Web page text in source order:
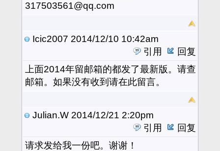
317503561@qq.com
Icic2007 2014/12/10 10:42am
引用
回复
上面2014年留邮箱的都发了最新版。请查
邮箱。如果没有收到请在此留言。
Julian.W 2014/12/21 2:20pm
引用
回复
请求发给我一份吧。谢谢！